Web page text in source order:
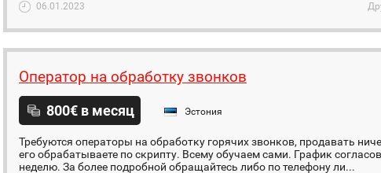
06.01.2023
Оператор на обработку звонков
800€ в месяц Эстония
Требуются операторы на обработку горячих звонков, продавать
его обрабатываете по скрипту. Всему обучаем сами. График
неделю. За более подробной обращайтесь либо по телефону ли...